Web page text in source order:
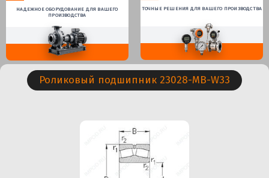
НАДЕЖНОЕ ОБОРУДОВАНИЕ ДЛЯ ВАШЕГО
ПРОИЗВОДСТВА
ТОЧНЫЕ РЕШЕНИЯ ДЛЯ ВАШЕГО ПРОИЗВОДСТВА
Роликовый подшипник 23028-MB-W33